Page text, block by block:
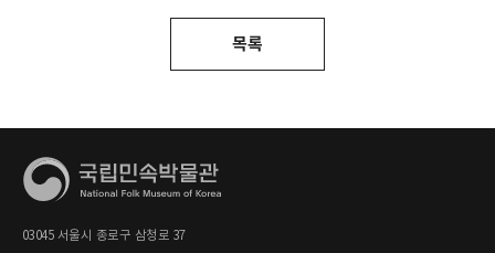
목록
03045 서울시 종로구 삼청로 37